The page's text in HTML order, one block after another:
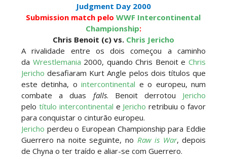
Aug 06 2026
REGRESSO IMPRESSIONANTE NO RAW: Bully Ray
critica promo de Big Cass e sugere utilização de
frases icónicas
Unknown- Aug 06 2026
GUERRA EXTREMA NO GRAND SLAM MEXICO:
Will Ospreay supera Mark Davis num brutal
Street Fight com arame farpado
Unknown-Aug 06 2026
Judgment Day 2000
Submission match peloWWF Intercontinental
Championship:
Chris Benoit (c) vs. Chris Jericho
A rivalidade entre os dois começou a caminho
da Wrestlemania 2000, quando Chris Benoit eChris
Jericho desafiaram Kurt Angle pelos dois títulos que
este detinha, ointercontinental e o europeu, num
combate a duas falls. Benoit derrotou Jericho
pelo título intercontinental e Jericho retribuiu o favor
para conquistar o cinturão europeu.
Jericho perdeu o European Championship para Eddie
Guerrero na noite seguinte, no Raw is War, depois
de Chyna o ter traído e aliar-se com Guerrero.